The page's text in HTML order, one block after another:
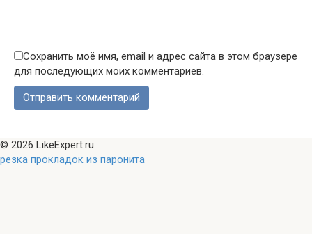
Сохранить моё имя, email и адрес сайта в этом браузере
для последующих моих комментариев.
© 2026 LikeExpert.ru
резка прокладок из паронита